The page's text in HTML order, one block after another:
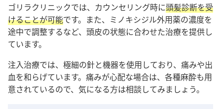
ゴリラクリニックでは、カウンセリング時に頭髪診断を受
けることが可能です。また、ミノキシジル外用薬の濃度を
途中で調整するなど、頭皮の状態に合わせた治療を提供し
ています。
注入治療では、極細の針と機器を使用しており、痛みや出
血を和らげています。痛みが心配な場合は、各種麻酔も用
意されているので、気になる方は相談してみましょう。